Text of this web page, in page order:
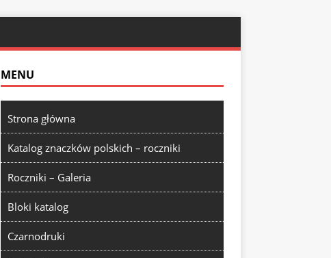
MENU
Strona główna
Katalog znaczków polskich – roczniki
Roczniki – Galeria
Bloki katalog
Czarnodruki